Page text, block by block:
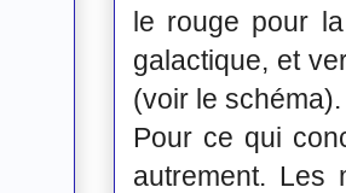
le rouge pour
galactique, et
(voir le schéma).
Pour ce qui
autrement. Les